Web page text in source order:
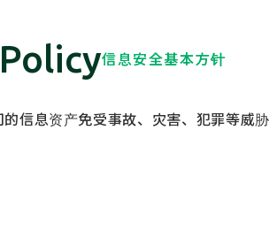
信息安全基本方针
信息资产免受事故、灾害、犯罪等威